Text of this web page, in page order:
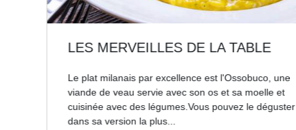
LES MERVEILLES DE LA TABLE
Le plat milanais par excellence est l'Ossobuco, une
viande de veau servie avec son os et sa moelle et
cuisinée avec des légumes.Vous pouvez le déguster
dans sa version la plus...